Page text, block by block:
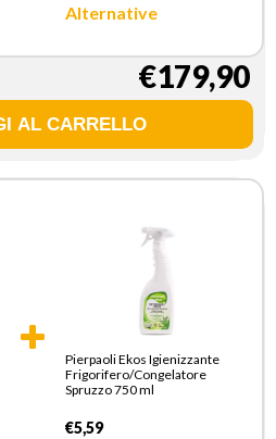
Alternative
€179,90
Pierpaoli Ekos Igienizzante
Frigorifero/Congelatore
Spruzzo 750 ml
€5,59